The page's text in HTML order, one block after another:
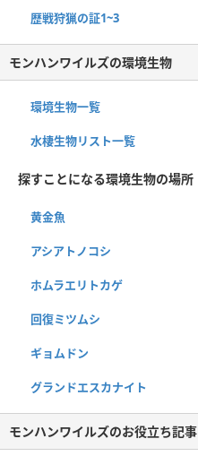
歴戦狩猟の証1~3
モンハンワイルズの環境生物
環境生物一覧
水棲生物リスト一覧
探すことになる環境生物の場所
黄金魚
アシアトノコシ
ホムラエリトカゲ
回復ミツムシ
ギョムドン
グランドエスカナイト
モンハンワイルズのお役立ち記事